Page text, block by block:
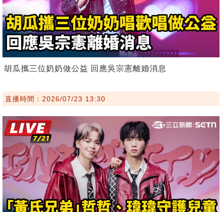
胡瓜攜三位奶奶做公益 回應吳宗憲離婚消息
直播時間：2026/07/23 13:30